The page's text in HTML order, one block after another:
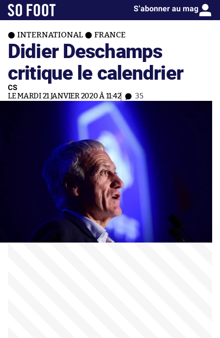
S’abonner au mag
INTERNATIONAL FRANCE
Didier Deschamps
critique le calendrier
CS
LE MARDI 21 JANVIER 2020 À 11:42 35